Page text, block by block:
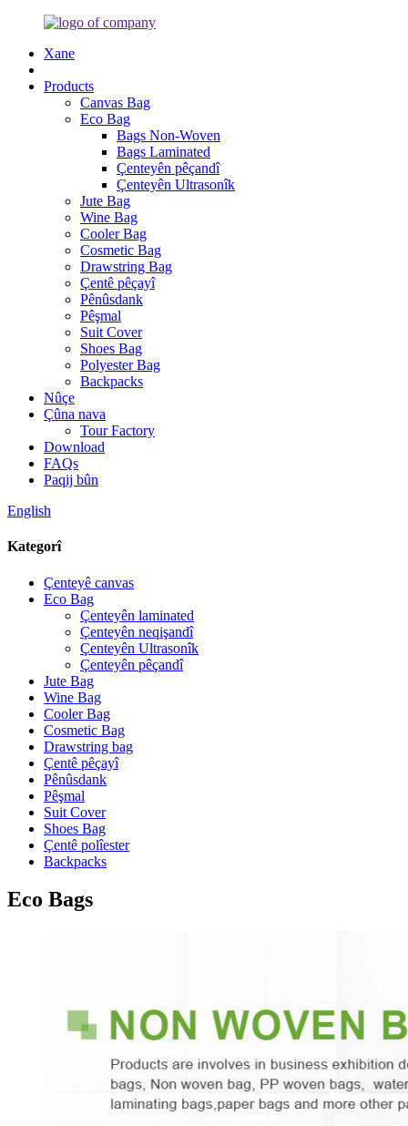
Xane
Products
Canvas Bag
Eco Bag
Bags Non-Woven
Bags Laminated
Çenteyên pêçandî
Çenteyên Ultrasonîk
Jute Bag
Wine Bag
Cooler Bag
Cosmetic Bag
Drawstring Bag
Çentê pêçayî
Pênûsdank
Pêşmal
Suit Cover
Shoes Bag
Polyester Bag
Backpacks
Nûçe
Çûna nava
Tour Factory
Download
FAQs
Paqij bûn
English
Kategorî
Çenteyê canvas
Eco Bag
Çenteyên laminated
Çenteyên neqişandî
Çenteyên Ultrasonîk
Çenteyên pêçandî
Jute Bag
Wine Bag
Cooler Bag
Cosmetic Bag
Drawstring bag
Çentê pêçayî
Pênûsdank
Pêşmal
Suit Cover
Shoes Bag
Çentê polîester
Backpacks
Eco Bags